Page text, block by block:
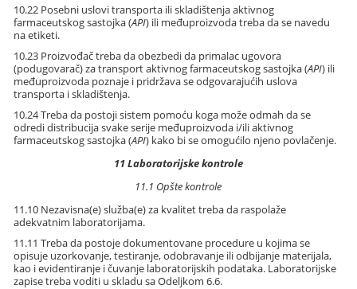
10.22 Posebni uslovi transporta ili skladištenja aktivnog
farmaceutskog sastojka (API) ili međuproizvoda treba da se navedu
na etiketi.
10.23 Proizvođač treba da obezbedi da primalac ugovora
(podugovarač) za transport aktivnog farmaceutskog sastojka (API) ili
međuproizvoda poznaje i pridržava se odgovarajućih uslova
transporta i skladištenja.
10.24 Treba da postoji sistem pomoću koga može odmah da se
odredi distribucija svake serije međuproizvoda i/ili aktivnog
farmaceutskog sastojka (API) kako bi se omogućilo njeno povlačenje.
11 Laboratorijske kontrole
11.1 Opšte kontrole
11.10 Nezavisna(e) služba(e) za kvalitet treba da raspolaže
adekvatnim laboratorijama.
11.11 Treba da postoje dokumentovane procedure u kojima se
opisuje uzorkovanje, testiranje, odobravanje ili odbijanje materijala,
kao i evidentiranje i čuvanje laboratorijskih podataka. Laboratorijske
zapise treba voditi u skladu sa Odeljkom 6.6.